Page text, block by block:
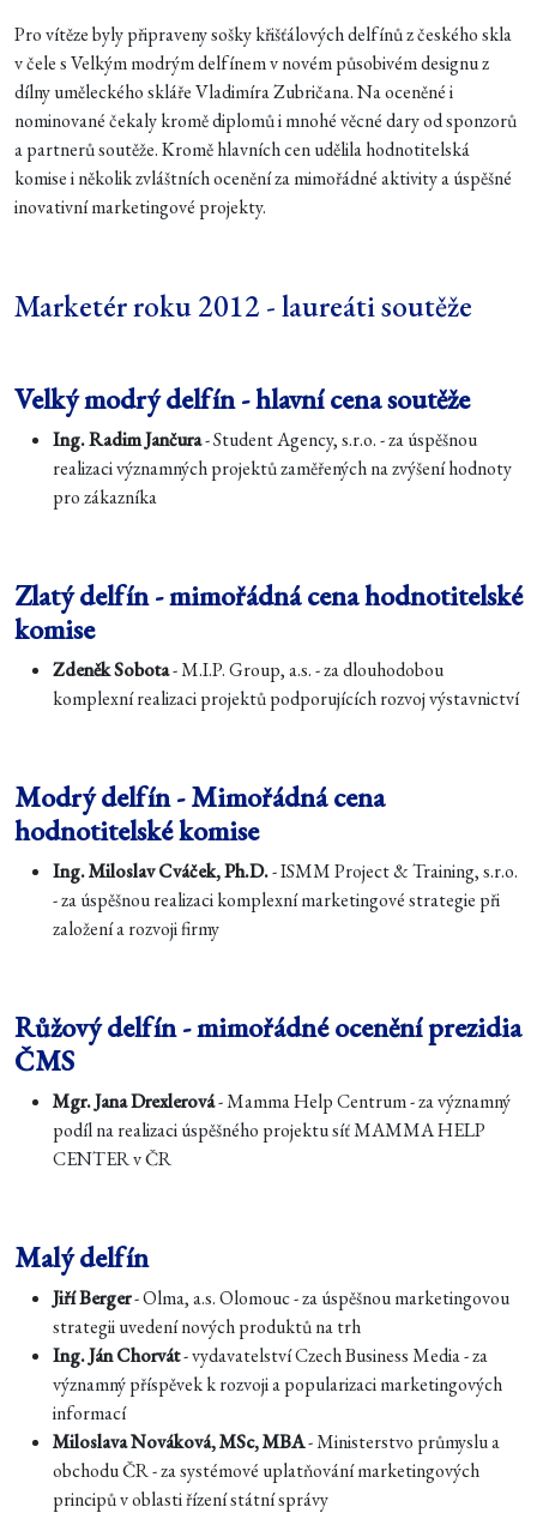
Pro vítěze byly připraveny sošky křišťálových delfínů z českého skla
v čele s Velkým modrým delfínem v novém působivém designu z
dílny uměleckého skláře Vladimíra Zubričana. Na oceněné i
nominované čekaly kromě diplomů i mnohé věcné dary od sponzorů
a partnerů soutěže. Kromě hlavních cen udělila hodnotitelská
komise i několik zvláštních ocenění za mimořádné aktivity a úspěšné
inovativní marketingové projekty.
Marketér roku 2012 - laureáti soutěže
Velký modrý delfín - hlavní cena soutěže
Ing. Radim Jančura- Student Agency, s.r.o. - za úspěšnou
realizaci významných projektů zaměřených na zvýšení hodnoty
pro zákazníka
Zlatý delfín - mimořádná cena hodnotitelské
komise
Zdeněk Sobota- M.I.P. Group, a.s. - za dlouhodobou
komplexní realizaci projektů podporujících rozvoj výstavnictví
Modrý delfín - Mimořádná cena
hodnotitelské komise
Ing. Miloslav Cváček, Ph.D.- ISMM Project & Training, s.r.o.
- za úspěšnou realizaci komplexní marketingové strategie při
založení a rozvoji firmy
Růžový delfín - mimořádné ocenění prezidia
ČMS
Mgr. Jana Drexlerová- Mamma Help Centrum - za významný
podíl na realizaci úspěšného projektu síť MAMMA HELP
CENTER v ČR
Malý delfín
Jiří Berger- Olma, a.s. Olomouc - za úspěšnou marketingovou
strategii uvedení nových produktů na trh
Ing. Ján Chorvát- vydavatelství Czech Business Media - za
významný příspěvek k rozvoji a popularizaci marketingových
informací
Miloslava Nováková, MSc, MBA- Ministerstvo průmyslu a
obchodu ČR - za systémové uplatňování marketingových
principů v oblasti řízení státní správy